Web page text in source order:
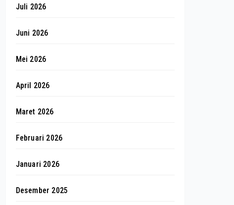
Juli 2026
Juni 2026
Mei 2026
April 2026
Maret 2026
Februari 2026
Januari 2026
Desember 2025